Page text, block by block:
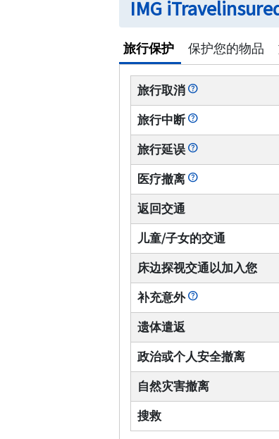
IMG
旅行保护 保护您的物品
旅行取消 help
旅行中断 help
旅行延误 help
医疗撤离 help
返回交通
儿童/子女的交通
床边探视交通以加入您
补充意外 help
遗体遣返
政治或个人安全撤离
自然灾害撤离
搜救